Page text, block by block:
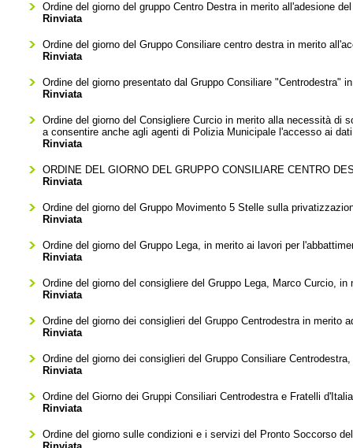
Ordine del giorno del gruppo Centro Destra in merito all'adesione
Rinviata
Ordine del giorno del Gruppo Consiliare centro destra in merito
Rinviata
Ordine del giorno presentato dal Gruppo Consiliare
Rinviata
Ordine del giorno del Consigliere Curcio in merito alla necessità di
a consentire anche agli agenti di Polizia Municipale l'accesso ai
Rinviata
ORDINE DEL GIORNO DEL GRUPPO CONSILIARE CENTRO
Rinviata
Ordine del giorno del Gruppo Movimento 5 Stelle sulla
Rinviata
Ordine del giorno del Gruppo Lega, in merito ai lavori per
Rinviata
Ordine del giorno del consigliere del Gruppo Lega, Marco Curcio,
Rinviata
Ordine del giorno dei consiglieri del Gruppo Centrodestra in merito
Rinviata
Ordine del giorno dei consiglieri del Gruppo Consiliare
Rinviata
Ordine del Giorno dei Gruppi Consiliari Centrodestra e Fratelli
Rinviata
Ordine del giorno sulle condizioni e i servizi del Pronto Soccorso